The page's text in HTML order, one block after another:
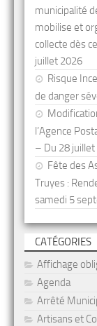
municipalité
mobilise et
collecte dès
juillet 2026
Risque
de danger
l’Agence
– Du 28
Fête des
Truyes :
samedi 5
CATÉGORIES
Affichage
Agenda
Arrêté
Artisans et